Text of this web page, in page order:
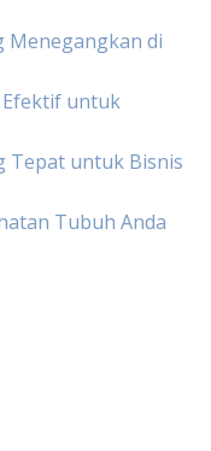
Menegangkan di
Efektif untuk
Tepat untuk Bisnis
Tubuh Anda